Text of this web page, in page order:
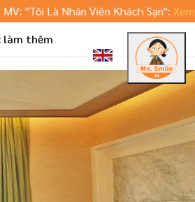
Là Nhân Viên Khách Sạn":Xem Ngay
làm thêm